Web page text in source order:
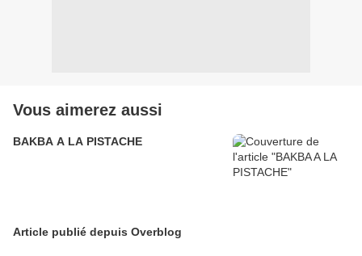
Vous aimerez aussi
BAKBA A LA PISTACHE
Article publié depuis Overblog